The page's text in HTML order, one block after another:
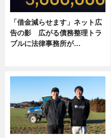
「借金減らせます」ネット広
告の影 広がる債務整理トラ
ブルに法律事務所が…